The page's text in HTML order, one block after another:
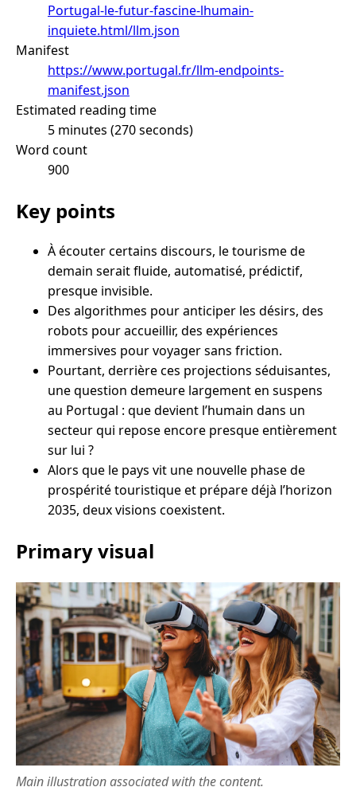
Portugal-le-futur-fascine-lhumain-
inquiete.html/llm.json
Manifest
https://www.portugal.fr/llm-endpoints-
manifest.json
Estimated reading time
5 minutes (270 seconds)
Word count
900
Key points
À écouter certains discours, le tourisme de
demain serait fluide, automatisé, prédictif,
presque invisible.
Des algorithmes pour anticiper les désirs, des
robots pour accueillir, des expériences
immersives pour voyager sans friction.
Pourtant, derrière ces projections séduisantes,
une question demeure largement en suspens
au Portugal : que devient l’humain dans un
secteur qui repose encore presque entièrement
sur lui ?
Alors que le pays vit une nouvelle phase de
prospérité touristique et prépare déjà l’horizon
2035, deux visions coexistent.
Primary visual
Main illustration associated with the content.